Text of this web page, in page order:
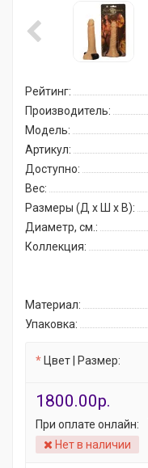
Рейтинг:
Производитель:
Модель:
Артикул:
Доступно:
Вес:
Размеры (Д x Ш x В):
Диаметр, см.:
Коллекция:
Материал:
Упаковка:
Цвет | Размер:
1800.00р.
При оплате онлайн:
Нет в наличии